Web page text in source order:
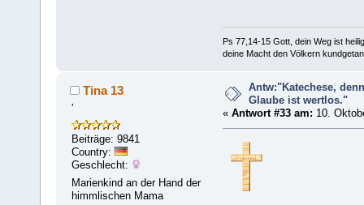
Ps 77,14-15 Gott, dein Weg ist
deine Macht den Völkern
Tina 13
'
Beiträge: 9841
Country:
Geschlecht:
Marienkind an der Hand der
himmlischen Mama
Antw:"Katechese,
Glaube ist wertlos."
« Antwort #33 am: 10.